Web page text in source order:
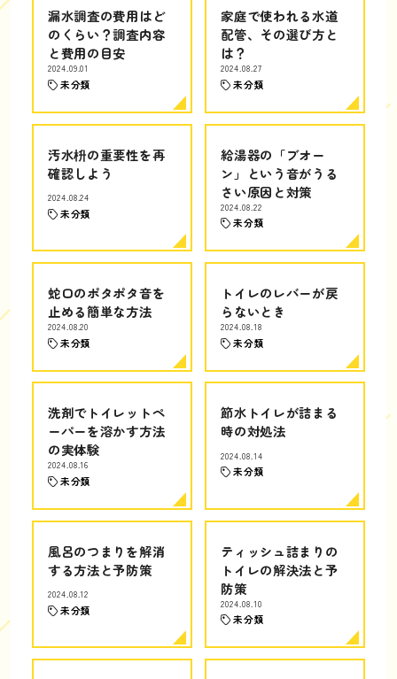
漏水調査の費用はど
のくらい？調査内容
と費用の目安
2024.09.01
未分類
家庭で使われる水道
配管、その選び方と
は？
2024.08.27
未分類
汚水枡の重要性を再
確認しよう
2024.08.24
未分類
給湯器の「ブオー
ン」という音がうる
さい原因と対策
2024.08.22
未分類
蛇口のポタポタ音を
止める簡単な方法
2024.08.20
未分類
トイレのレバーが戻
らないとき
2024.08.18
未分類
洗剤でトイレットペ
ーパーを溶かす方法
の実体験
2024.08.16
未分類
節水トイレが詰まる
時の対処法
2024.08.14
未分類
風呂のつまりを解消
する方法と予防策
2024.08.12
未分類
ティッシュ詰まりの
トイレの解決法と予
防策
2024.08.10
未分類